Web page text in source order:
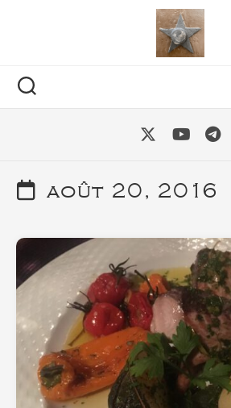
août 20, 2016